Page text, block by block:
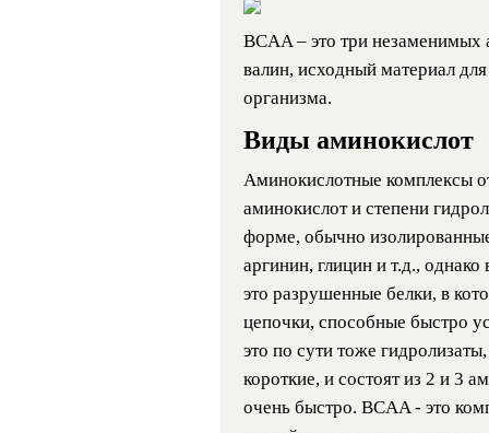
BCAA – это три незаменимых
валин, исходный материал
организма.
Виды аминокислот
Аминокислотные комплексы
аминокислот и степени
форме, обычно
аргинин, глицин и т.д.,
это разрушенные белки, в
цепочки, способные быстро
это по сути тоже
короткие, и состоят из 2 и 3
очень быстро. BCAA - это